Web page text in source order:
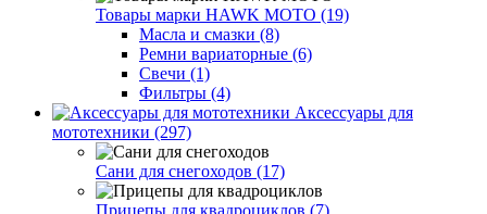
Товары марки HAWK MOTO (19)
Масла и смазки (8)
Ремни вариаторные (6)
Свечи (1)
Фильтры (4)
Аксессуары для
мототехники (297)
Сани для снегоходов (17)
Прицепы для квадроциклов (7)